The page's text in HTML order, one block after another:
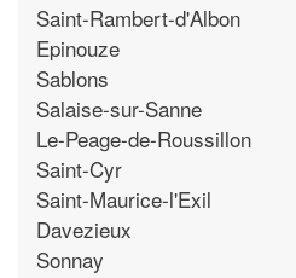
Saint-Rambert-d'Albon
Epinouze
Sablons
Salaise-sur-Sanne
Le-Peage-de-Roussillon
Saint-Cyr
Saint-Maurice-l'Exil
Davezieux
Sonnay